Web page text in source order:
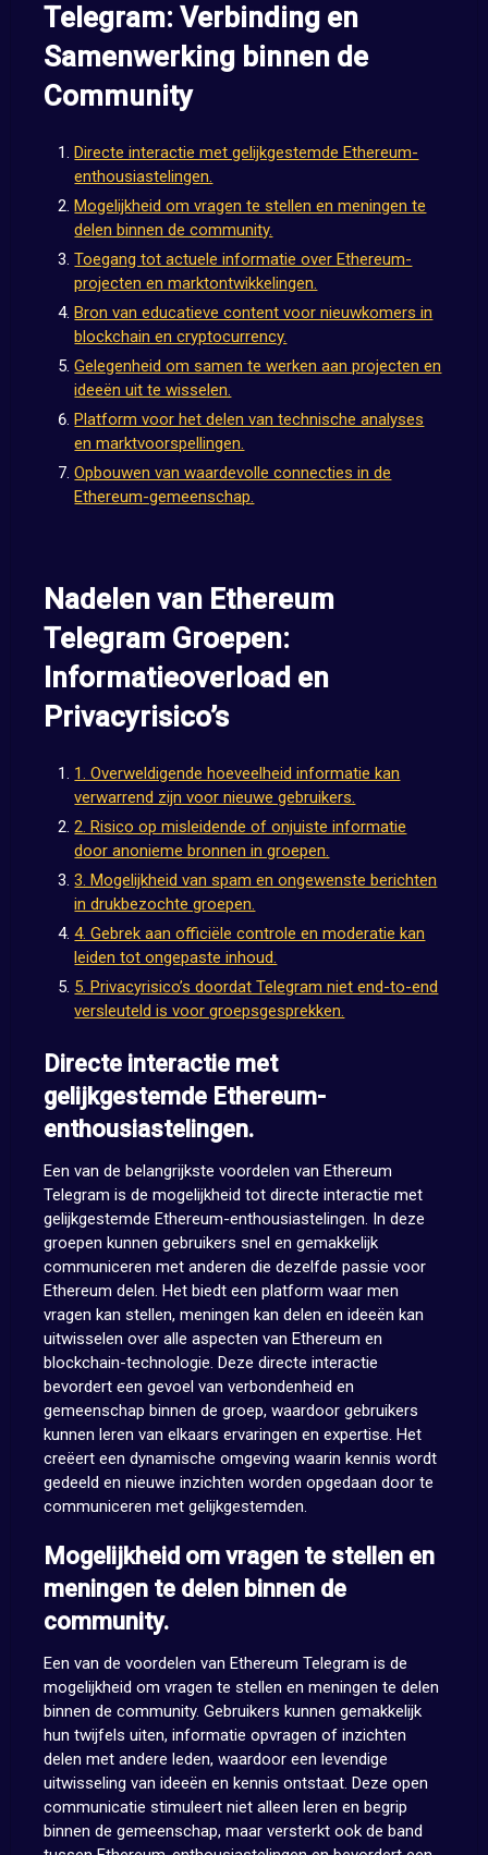
Telegram: Verbinding en
Samenwerking binnen de
Community
Directe interactie met gelijkgestemde Ethereum-
enthousiastelingen.
Mogelijkheid om vragen te stellen en meningen te
delen binnen de community.
Toegang tot actuele informatie over Ethereum-
projecten en marktontwikkelingen.
Bron van educatieve content voor nieuwkomers in
blockchain en cryptocurrency.
Gelegenheid om samen te werken aan projecten en
ideeën uit te wisselen.
Platform voor het delen van technische analyses
en marktvoorspellingen.
Opbouwen van waardevolle connecties in de
Ethereum-gemeenschap.
Nadelen van Ethereum
Telegram Groepen:
Informatieoverload en
Privacyrisico’s
1. Overweldigende hoeveelheid informatie kan
verwarrend zijn voor nieuwe gebruikers.
2. Risico op misleidende of onjuiste informatie
door anonieme bronnen in groepen.
3. Mogelijkheid van spam en ongewenste berichten
in drukbezochte groepen.
4. Gebrek aan officiële controle en moderatie kan
leiden tot ongepaste inhoud.
5. Privacyrisico’s doordat Telegram niet end-to-end
versleuteld is voor groepsgesprekken.
Directe interactie met
gelijkgestemde Ethereum-
enthousiastelingen.
Een van de belangrijkste voordelen van Ethereum
Telegram is de mogelijkheid tot directe interactie met
gelijkgestemde Ethereum-enthousiastelingen. In deze
groepen kunnen gebruikers snel en gemakkelijk
communiceren met anderen die dezelfde passie voor
Ethereum delen. Het biedt een platform waar men
vragen kan stellen, meningen kan delen en ideeën kan
uitwisselen over alle aspecten van Ethereum en
blockchain-technologie. Deze directe interactie
bevordert een gevoel van verbondenheid en
gemeenschap binnen de groep, waardoor gebruikers
kunnen leren van elkaars ervaringen en expertise. Het
creëert een dynamische omgeving waarin kennis wordt
gedeeld en nieuwe inzichten worden opgedaan door te
communiceren met gelijkgestemden.
Mogelijkheid om vragen te stellen en
meningen te delen binnen de
community.
Een van de voordelen van Ethereum Telegram is de
mogelijkheid om vragen te stellen en meningen te delen
binnen de community. Gebruikers kunnen gemakkelijk
hun twijfels uiten, informatie opvragen of inzichten
delen met andere leden, waardoor een levendige
uitwisseling van ideeën en kennis ontstaat. Deze open
communicatie stimuleert niet alleen leren en begrip
binnen de gemeenschap, maar versterkt ook de band